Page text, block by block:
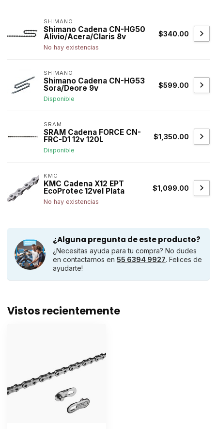
SHIMANO
Shimano Cadena CN-HG50
Alivio/Acera/Claris 8v
No hay existencias
$340.00
SHIMANO
Shimano Cadena CN-HG53
Sora/Deore 9v
Disponible
$599.00
SRAM
SRAM Cadena FORCE CN-
FRC-D1 12v 120L
Disponible
$1,350.00
KMC
KMC Cadena X12 EPT
EcoProtec 12vel Plata
No hay existencias
$1,099.00
¿Alguna pregunta de este producto?
¿Necesitas ayuda para tu compra? No dudes
en contactarnos en 55 6394 9927. Felices de
ayudarte!
Vistos recientemente